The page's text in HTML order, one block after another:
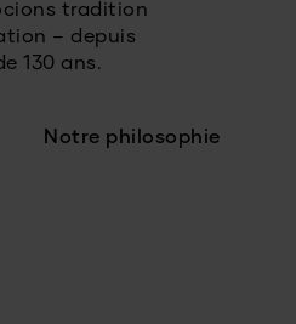
tradition
– depuis
130 ans.
Notre philosophie